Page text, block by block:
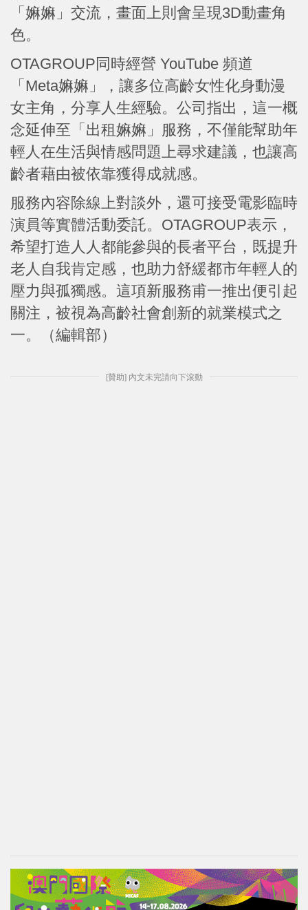
「嫲嫲」交流，畫面上則會呈現3D動畫角
色。
OTAGROUP同時經營 YouTube 頻道
「Meta嫲嫲」，讓多位高齡女性化身動漫
女主角，分享人生經驗。公司指出，這一概
念延伸至「出租嫲嫲」服務，不僅能幫助年
輕人在生活與情感問題上尋求建議，也讓高
齡者藉由被依靠獲得成就感。
服務內容除線上對談外，還可接受電影臨時
演員等實體活動委託。OTAGROUP表示，
希望打造人人都能參與的長者平台，既提升
老人自我肯定感，也助力舒緩都市年輕人的
壓力與孤獨感。這項新服務甫一推出便引起
關注，被視為高齡社會創新的就業模式之
一。（編輯部）
[贊助] 內文未完請向下滾動